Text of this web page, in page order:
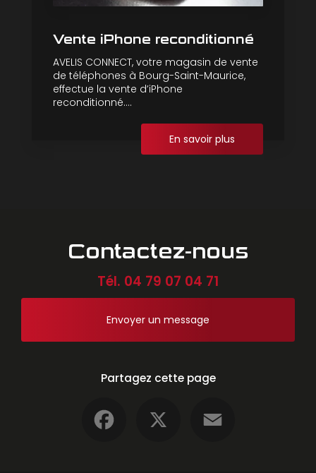
Vente iPhone reconditionné
AVELIS CONNECT, votre magasin de vente
de téléphones à Bourg-Saint-Maurice,
effectue la vente d’iPhone
reconditionné....
En savoir plus
Contactez-nous
Tél. 04 79 07 04 71
Envoyer un message
Partagez cette page